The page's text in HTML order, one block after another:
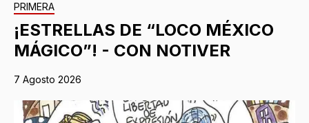
PRIMERA
¡ESTRELLAS DE “LOCO MÉXICO
MÁGICO”! - CON NOTIVER
7 Agosto 2026